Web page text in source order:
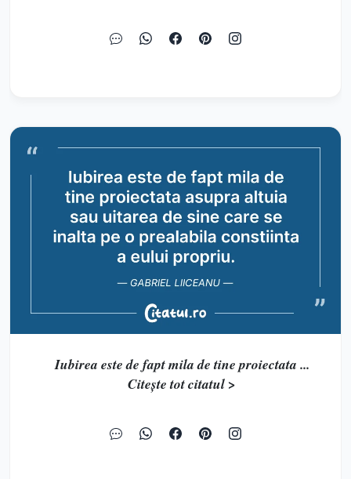
Iubirea este de fapt mila de tine proiectata ...
Citește tot citatul >